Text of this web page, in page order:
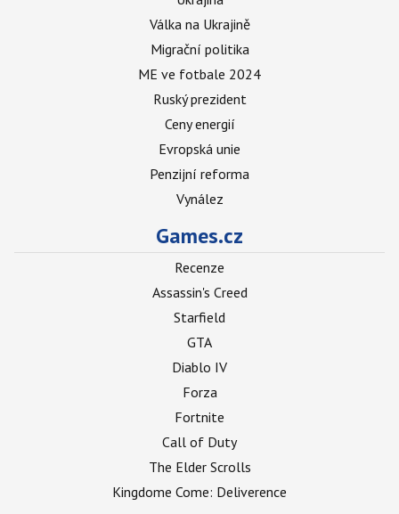
Válka na Ukrajině
Migrační politika
ME ve fotbale 2024
Ruský prezident
Ceny energií
Evropská unie
Penzijní reforma
Vynález
Games.cz
Recenze
Assassin's Creed
Starfield
GTA
Diablo IV
Forza
Fortnite
Call of Duty
The Elder Scrolls
Kingdome Come: Deliverence